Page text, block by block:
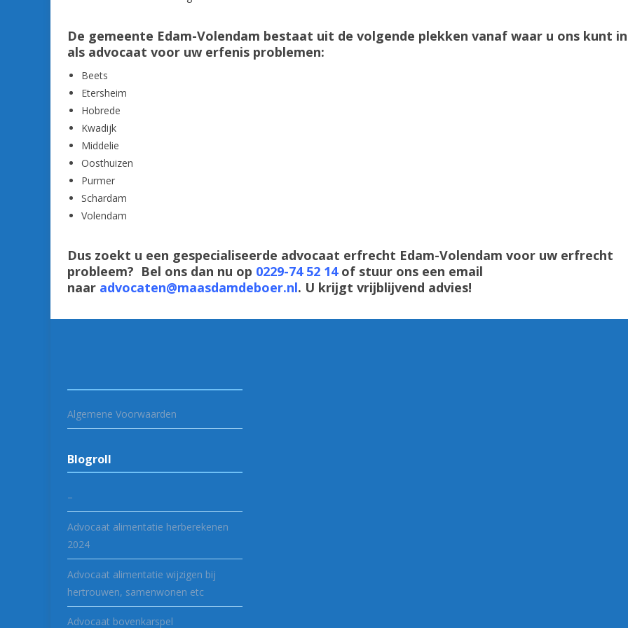
De gemeente Edam-Volendam bestaat uit de volgende plekken vanaf waar u ons kunt
als advocaat voor uw erfenis problemen:
Beets
Etersheim
Hobrede
Kwadijk
Middelie
Oosthuizen
Purmer
Schardam
Volendam
Dus zoekt u een gespecialiseerde advocaat erfrecht Edam-Volendam voor uw erfrecht
probleem? Bel ons dan nu op 0229-74 52 14of stuur ons een email
naar advocaten@maasdamdeboer.nl. U krijgt vrijblijvend advies!
Algemene Voorwaarden
Blogroll
–
Advocaat alimentatie herberekenen
2024
Advocaat alimentatie wijzigen bij
hertrouwen, samenwonen etc
Advocaat bovenkarspel